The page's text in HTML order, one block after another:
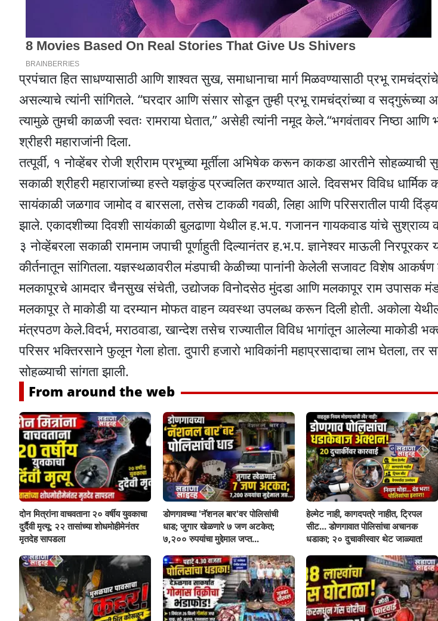
प्रपंचात हित साधण्यासाठी आणि शाश्वत सुख, समाधानाचा मार्ग मिळवण्यासाठी प्रभू
असल्याचे त्यांनी सांगितले. “घरदार आणि संसार सोडून तुम्ही प्रभू रामचंद्रांच्या व सद्गुरूंच्या
त्यामुळे तुमची काळजी स्वतः रामराया घेतात,” असेही त्यांनी नमूद केले.“भगवंतावर निष्ठा
श्रीहरी महाराजांनी दिला.
तत्पूर्वी, १ नोव्हेंबर रोजी श्रीराम प्रभूच्या मूर्तीला अभिषेक करून काकडा आरतीने
सकाळी श्रीहरी महाराजांच्या हस्ते यज्ञकुंड प्रज्वलित करण्यात आले. दिवसभर विविध धार्मिक
सायंकाळी जळगाव जामोद व बारसला, तसेच टाकळी गवळी, लिहा आणि परिसरातील पायी
झाले. एकादशीच्या दिवशी सायंकाळी बुलढाणा येथील ह.भ.प. गजानन गायकवाड यांचे सुश्राव्य
३ नोव्हेंबरला सकाळी रामनाम जपाची पूर्णाहुती दिल्यानंतर ह.भ.प. ज्ञानेश्वर माऊली
कीर्तनातून सांगितला.यज्ञस्थळावरील मंडपाची केळीच्या पानांनी केलेली सजावट विशेष आकर्षण
मलकापूरचे आमदार चैनसुख संचेती, उद्योजक विनोदसेठ मुंदडा आणि मलकापूर राम उपासक
मलकापूर ते माकोडी या दरम्यान मोफत वाहन व्यवस्था उपलब्ध करून दिली होती. अकोला
मंत्रपठण केले.विदर्भ, मराठवाडा, खान्देश तसेच राज्यातील विविध भागांतून आलेल्या माकोडी
परिसर भक्तिरसाने फुलून गेला होता. दुपारी हजारो भाविकांनी महाप्रसादाचा लाभ घेतला, तर
सोहळ्याची सांगता झाली.
From around the web
दोन मित्रांना वाचवताना २० वर्षीय युवकाचा
दुर्दैवी मृत्यू; २२ तासांच्या शोधमोहीमेनंतर
मृतदेह सापडला
डोणगावच्या 'नॅशनल बार'वर पोलिसांची
धाड; जुगार खेळणारे ७ जण अटकेत;
७,२०० रुपयांचा मुद्देमाल जप्त...
हेल्मेट नाही, कागदपत्रे नाहीत, ट्रिपल
सीट... डोणगावात पोलिसांचा अचानक
धडाका; २० दुचाकीस्वार थेट जाळ्यात!